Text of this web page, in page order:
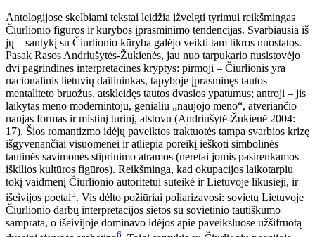
Antologijose skelbiami tekstai leidžia įžvelgti tyrimui reikšmingas
Čiurlionio figūros ir kūrybos įprasminimo tendencijas. Svarbiausia iš
jų – santykį su Čiurlionio kūryba galėjo veikti tam tikros nuostatos.
Pasak Rasos Andriušytės-Žukienės, jau nuo tarpukario nusistovėjo
dvi pagrindinės interpretacinės kryptys: pirmoji – Čiurlionis yra
nacionalinis lietuvių dailininkas, tapyboje įprasminęs tautos
mentaliteto bruožus, atskleidęs tautos dvasios ypatumus; antroji – jis
laikytas meno modernintoju, genialiu „naujojo meno“, atveriančio
naujas formas ir mistinį turinį, atstovu (Andriušytė-Žukienė 2004:
17). Šios romantizmo idėjų paveiktos traktuotės tampa svarbios krizę
išgyvenančiai visuomenei ir atliepia poreikį ieškoti simbolinės
tautinės savimonės stiprinimo atramos (neretai jomis pasirenkamos
iškilios kultūros figūros). Reikšminga, kad okupacijos laikotarpiu
tokį vaidmenį Čiurlionio autoritetui suteikė ir Lietuvoje likusieji, ir
išeivijos poetai5. Vis dėlto požiūriai poliarizavosi: sovietų Lietuvoje
Čiurlionio darbų interpretacijos sietos su sovietinio tautiškumo
samprata, o išeivijoje dominavo idėjos apie paveiksluose užšifruotą
6